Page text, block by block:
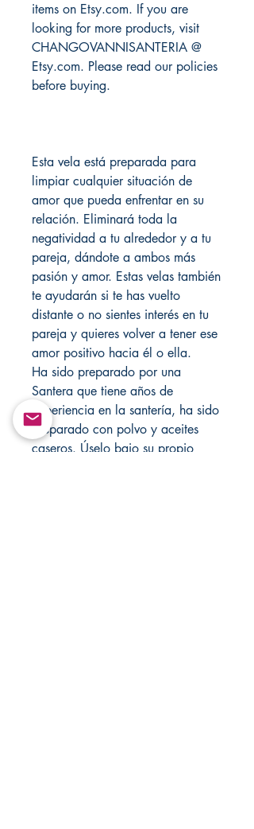
items on Etsy.com. If you are
looking for more products, visit
CHANGOVANNISANTERIA @
Etsy.com. Please read our policies
before buying.
Esta vela está preparada para
limpiar cualquier situación de
amor que pueda enfrentar en su
relación. Eliminará toda la
negatividad a tu alrededor y a tu
pareja, dándote a ambos más
pasión y amor. Estas velas también
te ayudarán si te has vuelto
distante o no sientes interés en tu
pareja y quieres volver a tener ese
amor positivo hacia él o ella.
Ha sido preparado por una
Santera que tiene años de
experiencia en la santería, ha sido
preparado con polvo y aceites
caseros. Úselo bajo su propio